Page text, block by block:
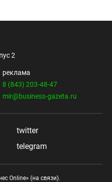
2
реклама
8 (843) 203-48-47
mir@business-gazeta.ru
twitter
telegram
Online» (на связи).